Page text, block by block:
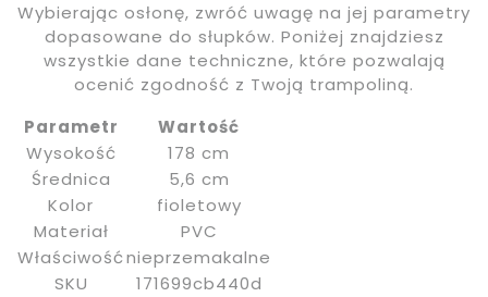
Wybierając osłonę, zwróć uwagę na jej parametry
dopasowane do słupków. Poniżej znajdziesz
wszystkie dane techniczne, które pozwalają
ocenić zgodność z Twoją trampoliną.
Parametr
Wartość
Wysokość
178 cm
Średnica
5,6 cm
Kolor
fioletowy
Materiał
PVC
Właściwośćnieprzemakalne
SKU
171699cb440d